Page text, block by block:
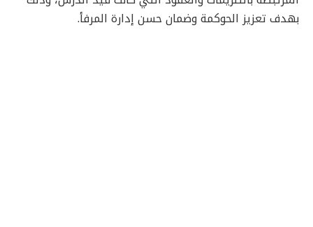
بهدف تعزيز الحوكمة وضمان حسن إدارة المرفأ.